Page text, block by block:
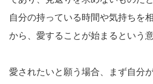
自分の持っている時間や気持ちを
から、愛することが始まるという
愛されたいと願う場合、まず自分